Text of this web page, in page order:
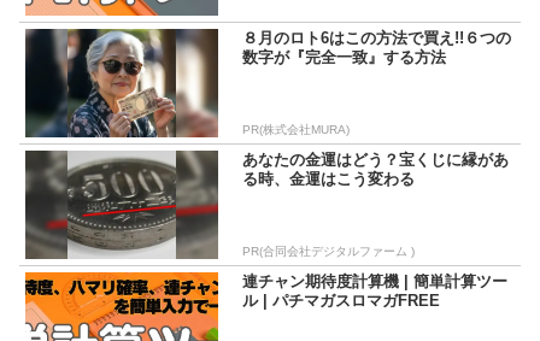
８月のロト6はこの方法で買え!!６つの
数字が『完全一致』する方法
PR(株式会社MURA)
あなたの金運はどう？宝くじに縁があ
る時、金運はこう変わる
PR(合同会社デジタルファーム )
連チャン期待度計算機 | 簡単計算ツー
ル | パチマガスロマガFREE